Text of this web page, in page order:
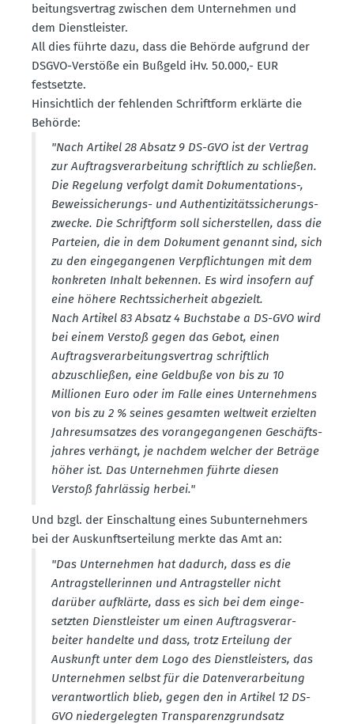
bei­tungs­vertrag zwischen dem Unter­nehmen und
dem Dienst­leister.
All dies führte dazu, dass die Behörde aufgrund der
DSGVO-Verstöße ein Bußgeld iHv. 50.000,- EUR
festsetzte.
Hinsichtlich der fehlenden Schriftform erklärte die
Behörde:
"Nach Artikel 28 Absatz 9 DS-GVO ist der Vertrag
zur Auftrags­ver­ar­beitung schriftlich zu schließen.
Die Regelung verfolgt damit Dokumen­ta­tions-,
Beweis­si­che­rungs- und Authen­ti­zi­täts­si­che­rungs­
zwecke. Die Schriftform soll sicher­stellen, dass die
Parteien, die in dem Dokument genannt sind, sich
zu den einge­gan­genen Verpflich­tungen mit dem
konkreten Inhalt bekennen. Es wird insofern auf
eine höhere Rechts­si­cherheit abgezielt.
Nach Artikel 83 Absatz 4 Buchstabe a DS-GVO wird
bei einem Verstoß gegen das Gebot, einen
Auftrags­ver­ar­bei­tungs­vertrag schriftlich
abzuschließen, eine Geldbuße von bis zu 10
Millionen Euro oder im Falle eines Unter­nehmens
von bis zu 2 % seines gesamten weltweit erzielten
Jahres­um­satzes des voran­ge­gan­genen Geschäfts­
jahres verhängt, je nachdem welcher der Beträge
höher ist. Das Unter­nehmen führte diesen
Verstoß fahrlässig herbei."
Und bzgl. der Einschaltung eines Subun­ter­nehmers
bei der Auskunfts­er­teilung merkte das Amt an:
"Das Unter­nehmen hat dadurch, dass es die
Antrag­stel­le­rinnen und Antrag­steller nicht
darüber aufklärte, dass es sich bei dem einge­
setzten Dienst­leister um einen Auftrags­ver­ar­
beiter handelte und dass, trotz Erteilung der
Auskunft unter dem Logo des Dienst­leisters, das
Unter­nehmen selbst für die Daten­ver­ar­beitung
verant­wortlich blieb, gegen den in Artikel 12 DS-
GVO nieder­ge­legten Trans­pa­renz­grundsatz